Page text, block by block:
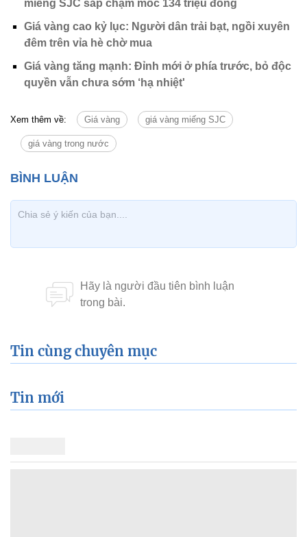
miếng SJC sắp chạm mốc 134 triệu đồng
Giá vàng cao kỷ lục: Người dân trải bạt, ngồi xuyên
đêm trên vỉa hè chờ mua
Giá vàng tăng mạnh: Đỉnh mới ở phía trước, bỏ độc
quyền vẫn chưa sớm ‘hạ nhiệt'
Xem thêm về: Giá vàng giá vàng miếng SJC
giá vàng trong nước
Tin cùng chuyên mục
Tin mới